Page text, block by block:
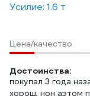
Усилие: 1.6 т
Цена/качество
Достоинства:
покупал 3 года
хорош, нон аэтом